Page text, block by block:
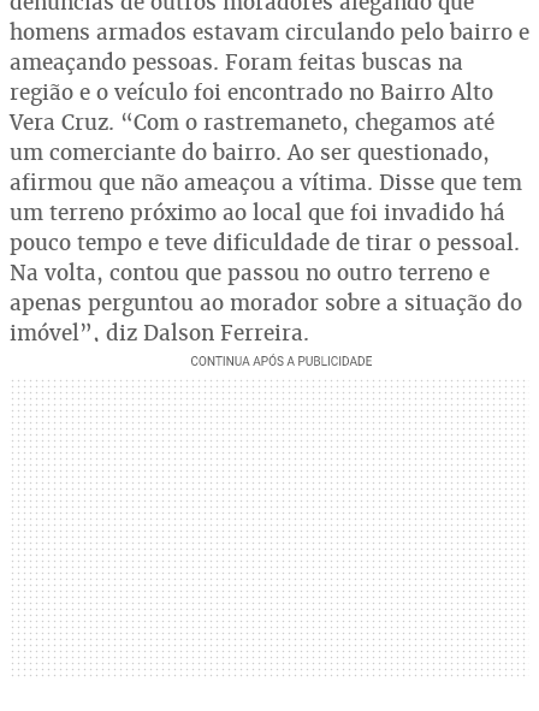
homens armados estavam circulando pelo bairro e
ameaçando pessoas. Foram feitas buscas na
região e o veículo foi encontrado no Bairro Alto
Vera Cruz. “Com o rastremaneto, chegamos até
um comerciante do bairro. Ao ser questionado,
afirmou que não ameaçou a vítima. Disse que tem
um terreno próximo ao local que foi invadido há
pouco tempo e teve dificuldade de tirar o pessoal.
Na volta, contou que passou no outro terreno e
apenas perguntou ao morador sobre a situação do
imóvel”, diz Dalson Ferreira.